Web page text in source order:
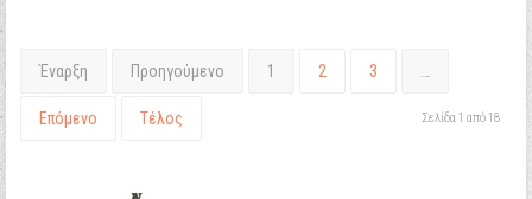
Έναρξη Προηγούμενο 1 2 3
Επόμενο Τέλος Σελίδα 1 από 18